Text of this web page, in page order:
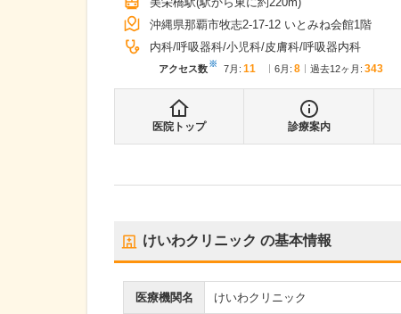
沖縄県那覇市牧志2-17-12 いとみね会館1階
内科 呼吸器科 小児科 皮膚科 呼吸器内科
アクセス数※ 7月 : 11 6月 : 8 過去12ヶ月: 343
医院トップ 診療案内
けいわクリニック の基本情報
医療機関名 けいわクリニック